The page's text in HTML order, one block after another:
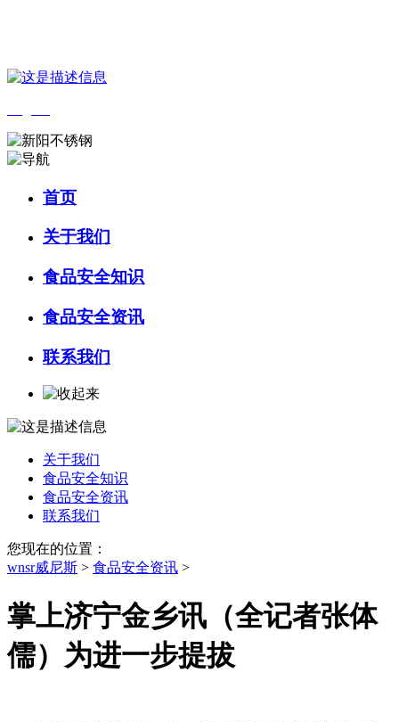
首页
关于我们
食品安全知识
食品安全资讯
联系我们
关于我们
食品安全知识
食品安全资讯
联系我们
您现在的位置：
wnsr威尼斯 > 食品安全资讯 >
掌上济宁金乡讯（全记者张体
儒）为进一步提拔